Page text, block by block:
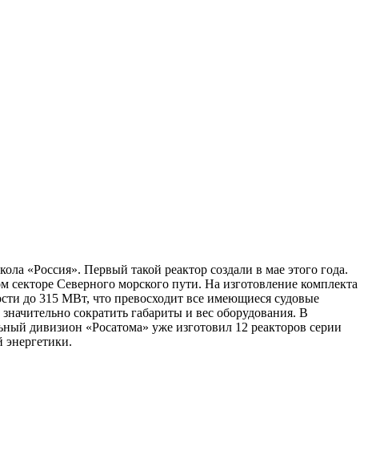
«Россия». Первый такой реактор создали в мае этого года.
Северного морского пути. На изготовление комплекта
до 315 МВт, что превосходит все имеющиеся судовые
сократить габариты и вес оборудования. В
дивизион «Росатома» уже изготовил 12 реакторов серии
энергетики.